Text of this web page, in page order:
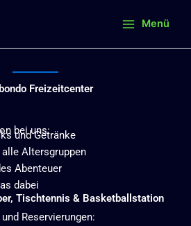
Menü
Freizeitcenter
bei uns:
und Getränke
Altersgruppen
Abenteuer
Tischtennis & Basketballstation
dabei
Reservierungen: